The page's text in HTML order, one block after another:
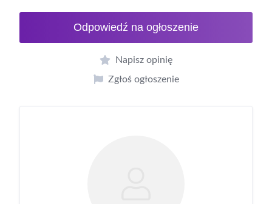
Odpowiedź na ogłoszenie
Napisz opinię
Zgłoś ogłoszenie